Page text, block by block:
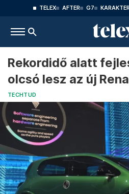
TELEX AFTER G7
Rekordidő alatt
olcsó lesz az új
TECHTUD